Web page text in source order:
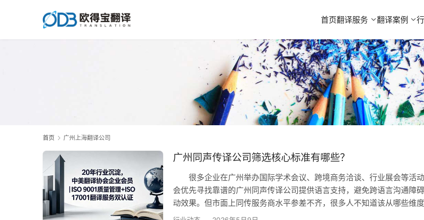
首页翻译服务 翻译案例
首页 广州上海翻译公司
广州同声传译公司筛选核心标准有哪些？
很多企业在广州举办国际学术会议、跨境商务洽谈、行业展会等活
会优先寻找靠谱的广州同声传译公司提供语言支持，避免跨语言沟通障
动效果。但市面上同传服务商水平参差不齐，很多人不知道该从哪些维
本文整理了实用的选择标准与口碑服务商推荐，供有需求的用户参考